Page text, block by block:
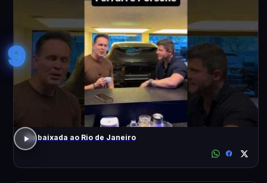
9
Da baixada ao Rio de Janeiro